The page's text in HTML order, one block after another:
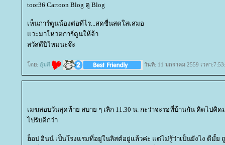
toor36 Cartoon Blog ดู Blog
เห็นการ์ตูนน้องต่อทีไร...สดชื่นสดใสเสมอ
วะมาโหวตการ์ตูนให้จ้า
สวัสดีปีใหม่นะจ๊ะ
ดย: อุ้มสี วันที่: 11 มกราคม 2559 เวลา
เมฆสอบวันสุดท้าย สบาย ๆ เลิก 11.30 น. กะว่าจะรอที่บ้านกัน คิดไปคิ
ไปรับดีกว่า
ฮ็อป อินน์ เป็นโรงแรมที่อยู่ในลิสต์อยู่แล้วค่ะ แต่ไม่รู้ว่าเป็นยังไง ดีมั้ย